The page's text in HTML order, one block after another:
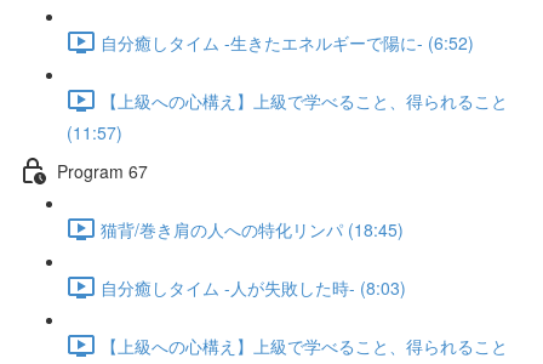
自分癒しタイム -生きたエネルギーで陽に- (6:52)
【上級への心構え】上級で学べること、得られること
(11:57)
Program 67
猫背/巻き肩の人への特化リンパ (18:45)
自分癒しタイム -人が失敗した時- (8:03)
【上級への心構え】上級で学べること、得られること